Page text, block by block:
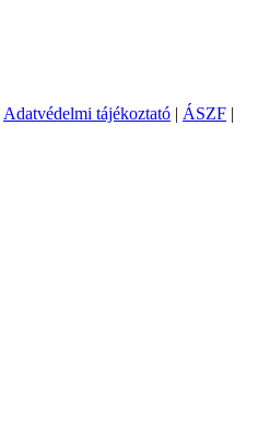
Adatvédelmi tájékoztató | ÁSZF |